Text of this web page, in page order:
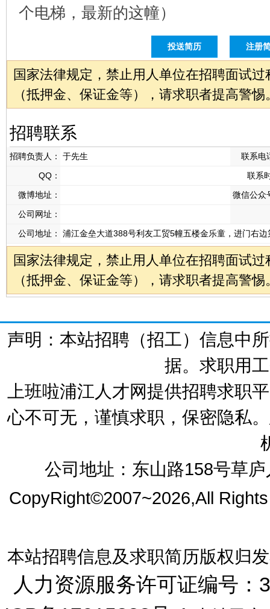
个电梯，最新的这幢）
投送简历 注册
国家法律规定，禁止用人单位在招聘面试
（抵押金、保证金等），请求职者提高警惕
招聘联系
招聘负责人： 于先生
联系电
QQ：
联系
微博地址：
微信公众
公司网址：
公司地址：
浦江金垒大道388号利友工贸5幢五楼金乐童，进门右边
国家法律规定，禁止用人单位在招聘面试
（抵押金、保证金等），请求职者提高警惕
声明：本站招聘（招工）信息中
据。求职用
上班啦浦江人才网提供招聘求职
心不可无，谨慎求职，保密隐私
公司地址：东山路158号草
CopyRight©2007~2026,All
本站招聘信息及求职简历版权归
人力资源服务许可证编号